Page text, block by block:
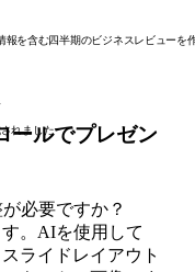
報を含む四半期のビジネスレビューを
れました
ールでプレゼン
必要ですか？
。AIを使用して
ライドレイアウト